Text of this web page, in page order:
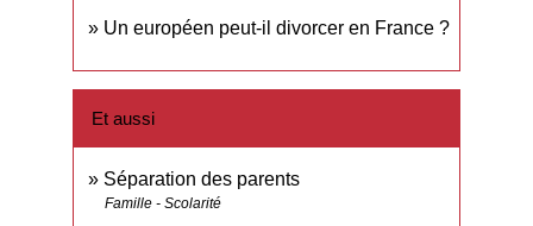
Un européen peut-il divorcer en France ?
Et aussi
Séparation des parents
Famille - Scolarité